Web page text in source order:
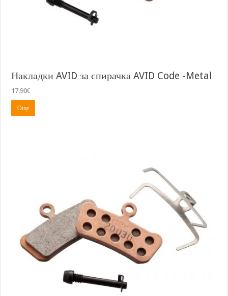
Накладки AVID за спирачка AVID Code -Metal
17.90€
Още